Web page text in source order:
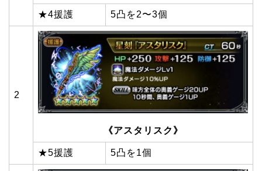
★4援護 5凸を2〜3個
2
《アスタリスク》
★5援護 5凸を1個